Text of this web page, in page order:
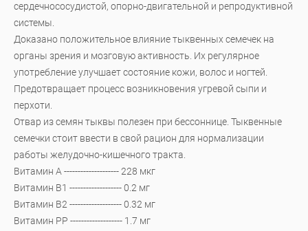
сердечнососудистой, опорно-двигательной и репродуктивной
системы.
Доказано положительное влияние тыквенных семечек на
органы зрения и мозговую активность. Их регулярное
употребление улучшает состояние кожи, волос и ногтей.
Предотвращает процесс возникновения угревой сыпи и
перхоти.
Отвар из семян тыквы полезен при бессоннице. Тыквенные
семечки стоит ввести в свой рацион для нормализации
работы желудочно-кишечного тракта.
Витамин А -------------------- 228 мкг
Витамин В1 ------------------- 0.2 мг
Витамин В2 ------------------- 0.32 мг
Витамин PP ------------------- 1.7 мг